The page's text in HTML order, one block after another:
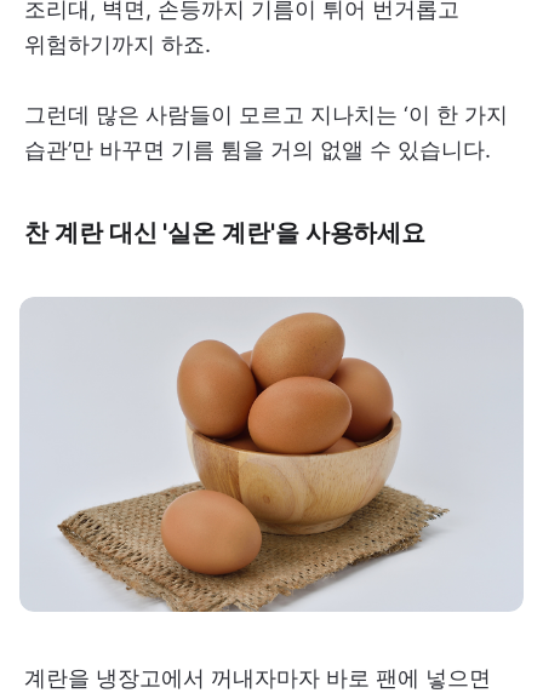
조리대, 벽면, 손등까지 기름이 튀어 번거롭고
위험하기까지 하죠.
그런데 많은 사람들이 모르고 지나치는 ‘이 한 가지
습관’만 바꾸면 기름 튐을 거의 없앨 수 있습니다.
찬 계란 대신 '실온 계란'을 사용하세요
계란을 냉장고에서 꺼내자마자 바로 팬에 넣으면